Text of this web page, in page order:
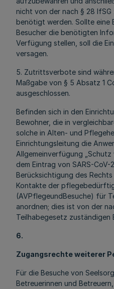
nicht von der nach § 28
benötigt werden. Sollte eine
Besucher die benötigten
Verfügung stellen, soll die
versagen.
5. Zutrittsverbote sind
Maßgabe von § 5 Absatz 1
ausgeschlossen.
Befinden sich in den
Bewohner, die in
solche in Alten- und
Einrichtungsleitung die
Allgemeinverfügung
dem Eintrag von SARS-CoV-
Berücksichtigung des
Kontakte der
(AVPflegeundBesuche) für
anordnen; dies ist von der
Teilhabegesetz zuständigen
6.
Zugangsrechte weiterer
Für die Besuche von
Betreuerinnen und